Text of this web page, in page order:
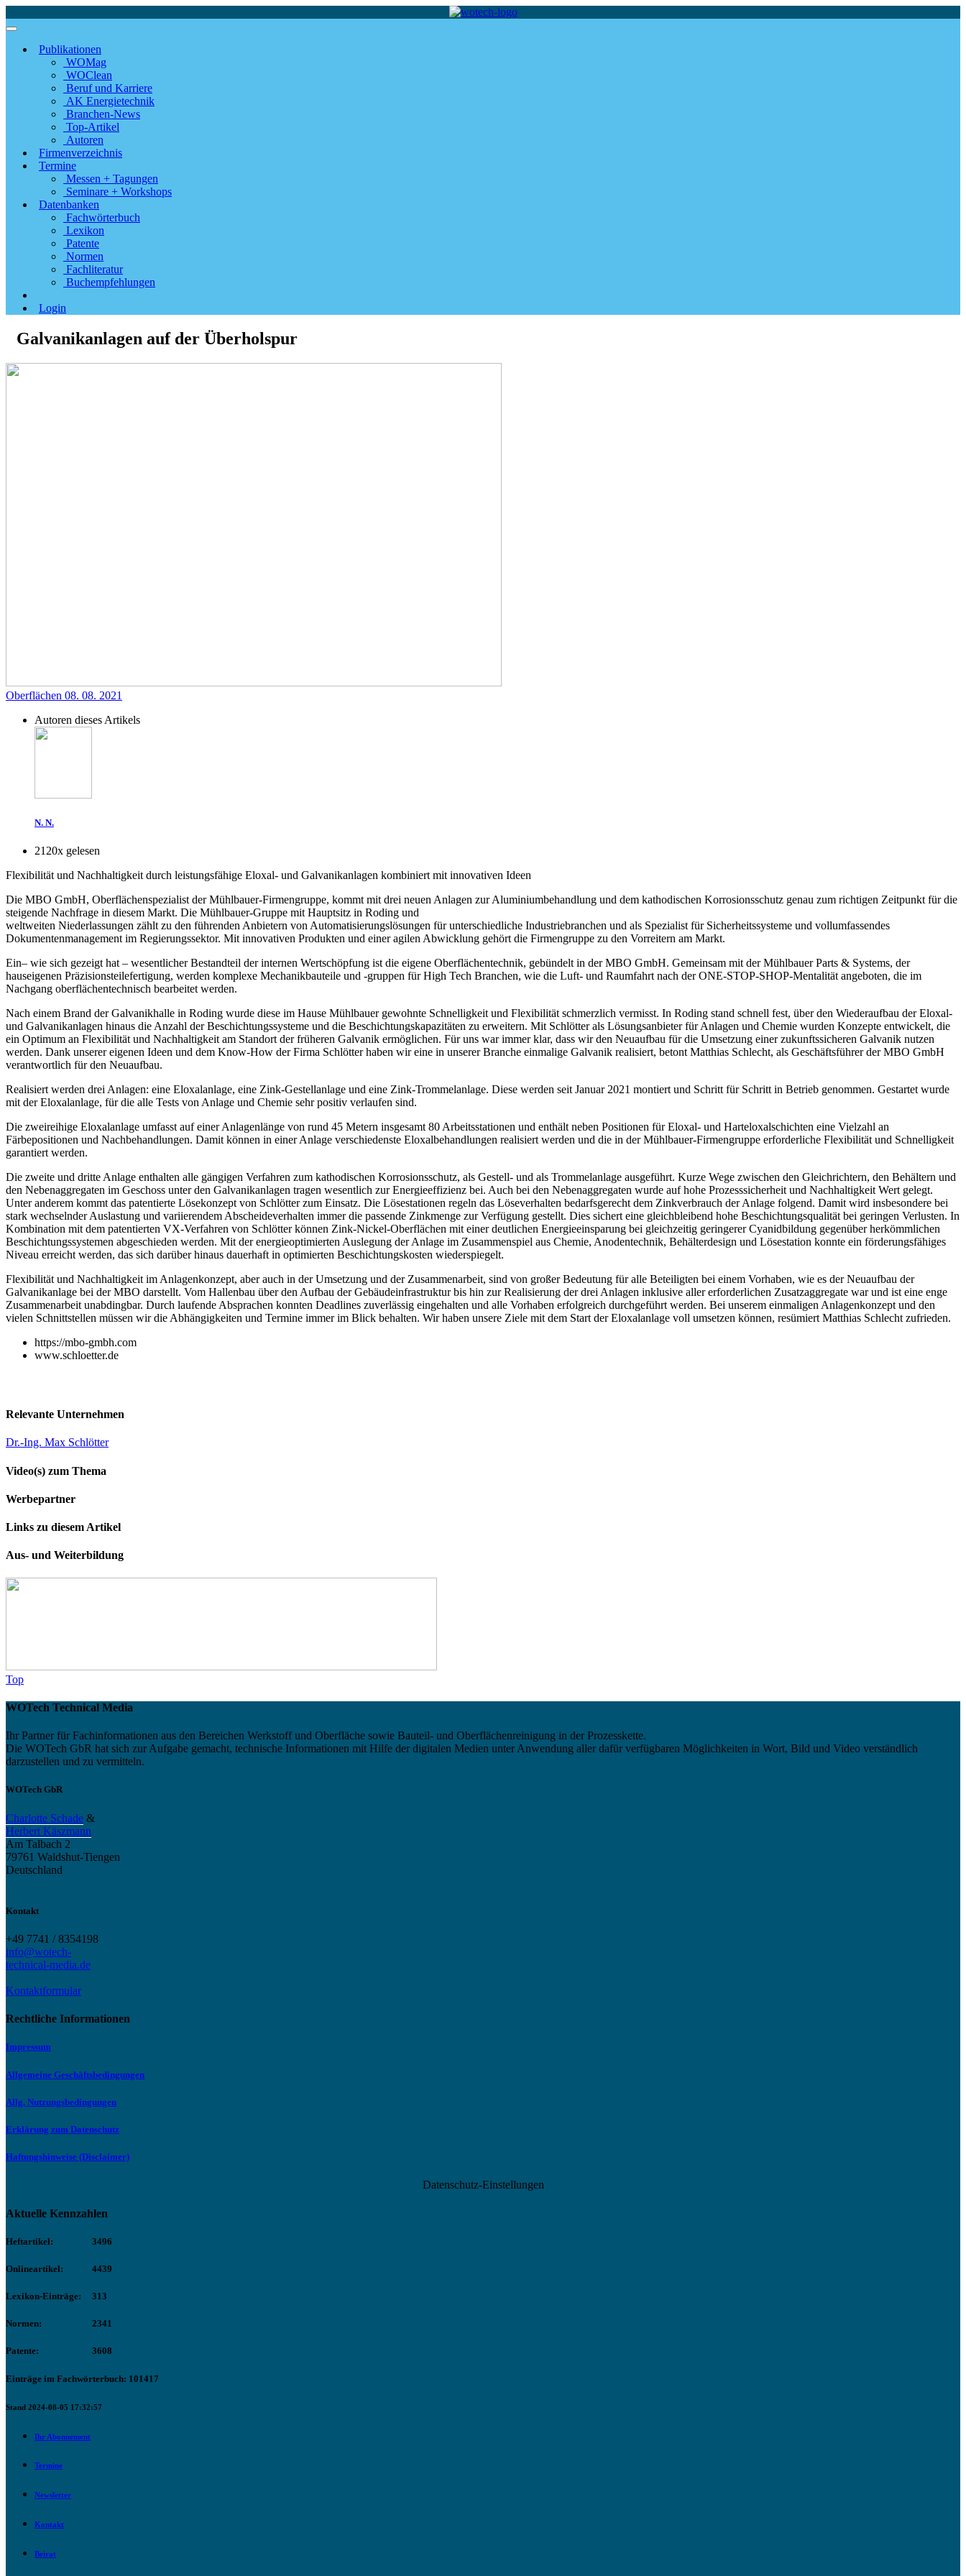
Publikationen
WOMag
WOClean
Beruf und Karriere
AK Energietechnik
Branchen-News
Top-Artikel
Autoren
Firmenverzeichnis
Termine
Messen + Tagungen
Seminare + Workshops
Datenbanken
Fachwörterbuch
Lexikon
Patente
Normen
Fachliteratur
Buchempfehlungen
Login
Galvanikanlagen auf der Überholspur
Oberflächen 08. 08. 2021
Autoren dieses Artikels
N. N.
2120x gelesen
Flexibilität und Nachhaltigkeit durch leistungsfähige Eloxal- und Galvanikanlagen kombiniert mit innovativen Ideen
Die MBO GmbH, Oberflächenspezialist der Mühlbauer-Firmengruppe, kommt mit drei neuen Anlagen zur ­Aluminiumbehandlung und dem kathodischen Korrosionsschutz genau zum richtigen Zeitpunkt für die
steigende Nachfrage in diesem Markt. Die Mühlbauer-Gruppe mit Hauptsitz in Roding und
weltweiten Niederlassungen zählt zu den führenden Anbietern von Automatisierungs­lösungen für unterschiedliche Industriebran­chen und als Spezialist für Sicherheitssysteme und vollumfassendes
Dokumentenmanagement im Regierungssektor. Mit innovativen Produkten und einer agilen Abwicklung gehört die Firmengruppe zu den Vorreitern am Markt.
Ein– wie sich gezeigt hat – wesentlicher Bestandteil der internen Wertschöpfung ist die eigene Oberflächentechnik, gebündelt in der MBO GmbH. Gemeinsam mit der ­Mühlbauer Parts & Systems, der
hauseigenen Präzisionsteilefertigung, werden komplexe Mechanikbauteile und -gruppen für High Tech Branchen, wie die Luft- und Raumfahrt nach der ONE-STOP-SHOP-Mentalität angeboten, die im
Nachgang oberflächentechnisch bearbeitet werden.
Nach einem Brand der Galvanikhalle in Roding wurde diese im Hause Mühlbauer gewohnte Schnelligkeit und Flexibilität schmerzlich vermisst. In Roding stand schnell fest, über den Wiederaufbau der Eloxal-
und Galvanikanlagen hinaus die Anzahl der Beschichtungssysteme und die Beschichtungskapazitäten zu erweitern. Mit Schlötter als Lösungsanbieter für Anlagen und Chemie wurden Konzepte entwickelt, die
ein Optimum an Flexibilität und Nachhaltigkeit am Standort der früheren Galvanik ermöglichen. Für uns war immer klar, dass wir den Neuaufbau für die Umsetzung einer zukunftssicheren Galvanik nutzen
werden. Dank unserer eigenen Ideen und dem Know-How der Firma Schlötter haben wir eine in unserer Branche einmalige Galvanik realisiert, betont Matthias Schlecht, als Geschäftsführer der MBO GmbH
verantwortlich für den Neuaufbau.
Realisiert werden drei Anlagen: eine Eloxalanlage, eine Zink-Gestellanlage und eine Zink-Trommelanlage. Diese werden seit Januar 2021 montiert und Schritt für Schritt in Betrieb genommen. Gestartet wurde
mit der Eloxalanlage, für die alle Tests von Anlage und Chemie sehr positiv verlaufen sind.
Die zweireihige Eloxalanlage umfasst auf einer Anlagenlänge von rund 45 Metern insgesamt 80 Arbeitsstationen und enthält neben Positionen für Eloxal- und Harteloxalschichten eine Vielzahl an
Färbepositionen und Nachbehandlungen. Damit können in einer Anlage verschiedenste Eloxalbehandlungen realisiert werden und die in der Mühlbauer-Firmengruppe erforderliche Flexibilität und Schnelligkeit
garantiert werden.
Die zweite und dritte Anlage enthalten alle gängigen Verfahren zum kathodischen Korrosionsschutz, als Gestell- und als Trommelanlage ausgeführt. Kurze Wege zwischen den Gleichrichtern, den Behältern und
den Nebenaggregaten im Geschoss unter den Galvanikanlagen tragen wesentlich zur Energieeffizienz bei. Auch bei den Nebenaggregaten wurde auf hohe Prozesssicherheit und Nachhaltigkeit Wert gelegt.
Unter anderem kommt das patentierte Lösekonzept von Schlötter zum Einsatz. Die Lösestationen regeln das Löseverhalten bedarfsgerecht dem Zinkverbrauch der Anlage folgend. Damit wird insbesondere bei
stark wechselnder Auslastung und variierendem Abscheideverhalten immer die passende Zinkmenge zur Verfügung gestellt. Dies sichert eine gleichbleibend hohe Beschichtungsqualität bei geringen Verlusten. In
Kombination mit dem patentierten VX-Verfahren von Schlötter können Zink-­Nickel-Oberflächen mit einer deutlichen Energieeinsparung bei gleichzeitig geringerer Cyanidbildung gegenüber herkömmlichen
Beschichtungssystemen abgeschieden werden. Mit der energieoptimierten Auslegung der Anlage im Zusammenspiel aus Chemie, Anodentechnik, Behälterdesign und Löse­station konnte ein förderungsfähiges
Niveau erreicht werden, das sich darüber hinaus dauerhaft in optimierten Beschichtungskosten wiederspiegelt.
Flexibilität und Nachhaltigkeit im Anlagenkonzept, aber auch in der Umsetzung und der Zusammenarbeit, sind von großer Bedeutung für alle Beteiligten bei einem Vorhaben, wie es der Neuaufbau der
Galvanikanlage bei der MBO darstellt. Vom Hallenbau über den Aufbau der Gebäudeinfrastruktur bis hin zur Realisierung der drei Anlagen inklusive aller erforderlichen Zusatzaggregate war und ist eine enge
Zusammenarbeit unabdingbar. Durch laufende Absprachen konnten Deadlines zuverlässig eingehalten und alle Vorhaben erfolgreich durchgeführt werden. Bei unserem einmaligen Anlagenkonzept und den
vielen Schnittstellen müssen wir die Abhängigkeiten und Termine immer im Blick behalten. Wir haben unsere Ziele mit dem Start der Eloxalanlage voll umsetzen können, resümiert Matthias Schlecht zufrieden.
https://mbo-gmbh.com
www.schloetter.de
Relevante Unternehmen
Dr.-Ing. Max Schlötter
Video(s) zum Thema
Werbepartner
Links zu diesem Artikel
Aus- und Weiterbildung
Top
WOTech Technical Media
Ihr Partner für Fachinformationen aus den Bereichen Werkstoff und Oberfläche sowie Bauteil- und Oberflächenreinigung in der Prozesskette.
Die WOTech GbR hat sich zur Aufgabe gemacht, technische Informationen mit Hilfe der digitalen Medien unter Anwendung aller dafür verfügbaren Möglichkeiten in Wort, Bild und Video verständlich
darzustellen und zu vermitteln.
WOTech GbR
Charlotte Schade &
Herbert Käszmann
Am Talbach 2
79761 Waldshut-Tiengen
Deutschland
Kontakt
+49 7741 / 8354198
info@wotech-
technical-media.de
Kontaktformular
Rechtliche Informationen
Impressum
Allgemeine Geschäftsbedingungen
Allg. Nutzungsbedingungen
Erklärung zum Datenschutz
Haftungshinweise (Disclaimer)
Datenschutz-Einstellungen
Aktuelle Kennzahlen
Heftartikel: 3496
Onlineartikel: 4439
Lexikon-Einträge: 313
Normen: 2341
Patente: 3608
Einträge im Fachwörterbuch: 101417
Stand 2024-08-05 17:32:57
Ihr Abonnement
Termine
Newsletter
Kontakt
Beirat